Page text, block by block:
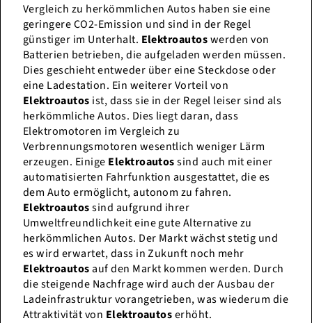
Vergleich zu herkömmlichen Autos haben sie eine
geringere CO2-Emission und sind in der Regel
günstiger im Unterhalt. Elektroautoswerden von
Batterien betrieben, die aufgeladen werden müssen.
Dies geschieht entweder über eine Steckdose oder
eine Ladestation. Ein weiterer Vorteil von
Elektroautos ist, dass sie in der Regel leiser sind als
herkömmliche Autos. Dies liegt daran, dass
Elektromotoren im Vergleich zu
Verbrennungsmotoren wesentlich weniger Lärm
erzeugen. Einige Elektroautossind auch mit einer
automatisierten Fahrfunktion ausgestattet, die es
dem Auto ermöglicht, autonom zu fahren.
Elektroautossind aufgrund ihrer
Umweltfreundlichkeit eine gute Alternative zu
herkömmlichen Autos. Der Markt wächst stetig und
es wird erwartet, dass in Zukunft noch mehr
Elektroautosauf den Markt kommen werden. Durch
die steigende Nachfrage wird auch der Ausbau der
Ladeinfrastruktur vorangetrieben, was wiederum die
Attraktivität von Elektroautoserhöht.